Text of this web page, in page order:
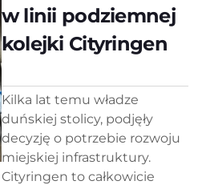
w linii podziemnej
kolejki Cityringen
Kilka lat temu władze
duńskiej stolicy, podjęły
decyzję o potrzebie rozwoju
miejskiej infrastruktury.
Cityringen to całkowicie